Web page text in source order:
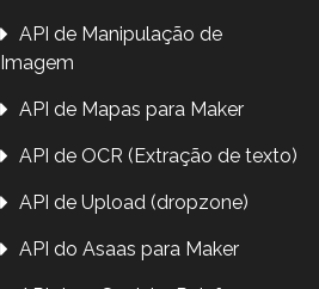
API de Manipulação de
Imagem
API de Mapas para Maker
API de OCR (Extração de texto)
API de Upload (dropzone)
API do Asaas para Maker